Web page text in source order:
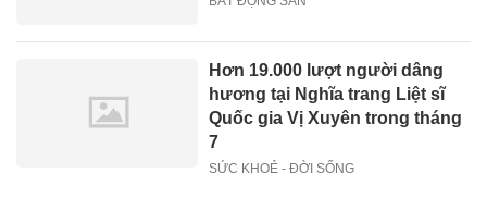
Hơn 19.000 lượt người dâng
hương tại Nghĩa trang Liệt sĩ
Quốc gia Vị Xuyên trong tháng
7
SỨC KHOẺ - ĐỜI SỐNG